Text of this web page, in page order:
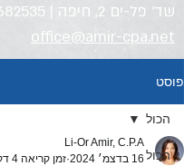
שד' פל-ים 2, חיפה |
office@amir-cpa.net
פוסט
הכול
הכול
Li-Or Amir, C.P.A
16 בדצמ׳ 2024
זמן קריאה 4 דקות